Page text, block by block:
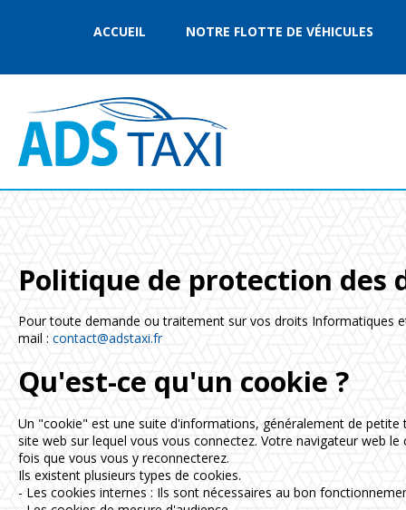
ACCUEIL NOTRE FLOTTE DE VÉHICULES
Politique de protection des
Pour toute demande ou traitement sur vos droits Informatiques
mail : contact@adstaxi.fr
Qu'est-ce qu'un cookie ?
Un "cookie" est une suite d'informations, généralement de
site web sur lequel vous vous connectez. Votre navigateur web
fois que vous vous y reconnecterez.
Ils existent plusieurs types de cookies.
- Les cookies internes : Ils sont nécessaires au bon